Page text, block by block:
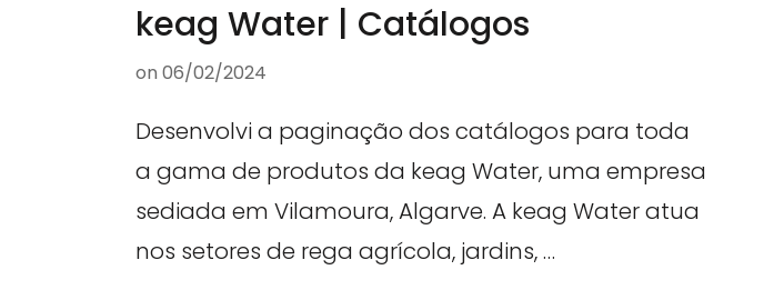
keag Water | Catálogos
on 06/02/2024
Desenvolvi a paginação dos catálogos para toda
a gama de produtos da keag Water, uma empresa
sediada em Vilamoura, Algarve. A keag Water atua
nos setores de rega agrícola, jardins, …